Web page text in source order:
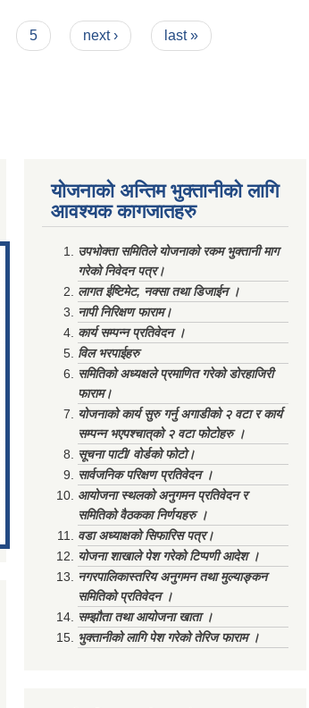
5 next › last »
योजनाको अन्तिम भुक्तानीको लागि
आवश्यक कागजातहरु
उपभोक्ता समितिले योजनाको रकम भुक्तानी माग
गरेको निवेदन पत्र।
लागत ईष्टिमेट, नक्सा तथा डिजाईन ।
नापी निरिक्षण फाराम।
कार्य सम्पन्न प्रतिवेदन ।
विल भरपाईहरु
समितिको अध्यक्षले प्रमाणित गरेको डोरहाजिरी
फाराम।
योजनाको कार्य सुरु गर्नु अगाडीको २ वटा र कार्य
सम्पन्न भएपश्चात्‌को २ वटा फोटोहरु ।
सूचना पाटी/ वोर्डको फोटो।
सार्वजनिक परिक्षण प्रतिवेदन ।
आयोजना स्थलको अनुगमन प्रतिवेदन र
समितिको वैठकका निर्णयहरु ।
वडा अध्याक्षको सिफारिस पत्र।
योजना शाखाले पेश गरेको टिप्पणी आदेश ।
नगरपालिकास्तरिय अनुगमन तथा मुल्याङ्कन
समितिको प्रतिवेदन ।
सम्झौता तथा आयोजना खाता ।
भुक्तानीको लागि पेश गरेको तेरिज फाराम ।